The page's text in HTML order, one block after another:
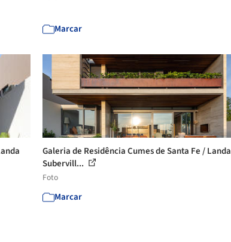
Marcar
Galeria de Residência Cumes de Santa Fe / Landa
Subervill...
Foto
Marcar